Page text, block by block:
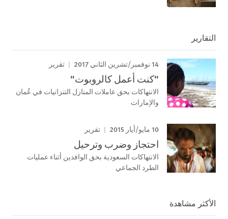
التقارير
14 نوفمبر/تشرين الثاني 2017 تقرير
"كنت أعمل كالروبوت"
الانتهاكات بحق عاملات المنازل التنزانيات في عُمان
والإمارات
10 مايو/أيار 2015 تقرير
احتجاز وضرب وترحيل
الانتهاكات السعودية بحق الوافدين أثناء عمليات
الطرد الجماعي
الأكثر مشاهدة